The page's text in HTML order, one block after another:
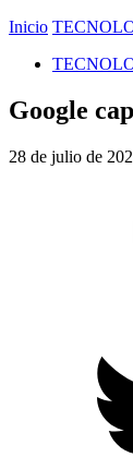
Inicio
Google
28 de julio de